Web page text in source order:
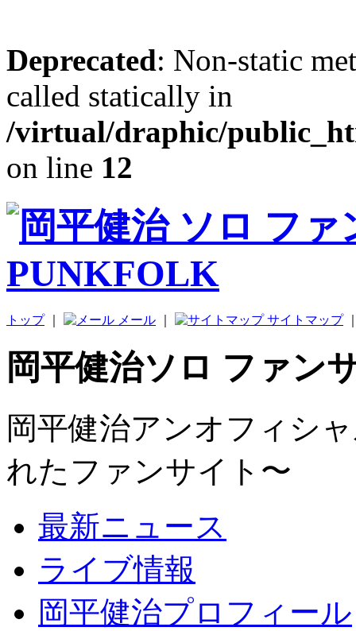
Deprecated: Non-static
called statically in
/virtual/draphic/
on line 12
トップ｜ メール サイトマップ
岡平健治ソロ ファン
岡平健治アンオフィシ
れたファンサイト〜
最新ニュース
ライブ情報
岡平健治プロフィール